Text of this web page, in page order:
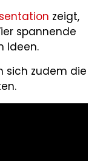
zeigt,
spannende
Ideen.
sich zudem die